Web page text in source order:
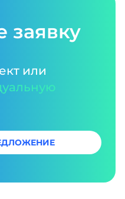
заявку
или